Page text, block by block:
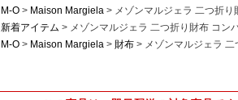
令和8年熊本地震に伴
返品サービス内容変
M-O Maison Margiela
メゾンマルジェラ 二つ折
新着アイテム
メゾンマルジェラ 二つ折り財布 コ
M-O Maison Margiela 財布 メゾンマルジェラ